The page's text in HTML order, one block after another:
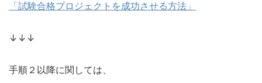
「試験合格プロジェクトを成功させる方法」
↓↓↓
手順２以降に関しては、